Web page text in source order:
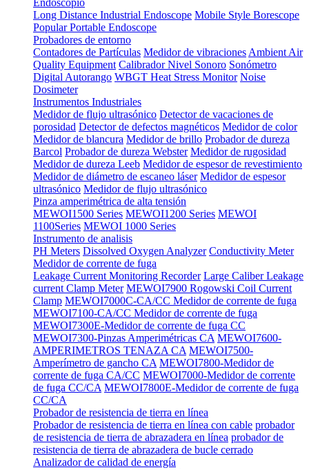
Endoscopio
Long Distance Industrial Endoscope Mobile Style Borescope
Popular Portable Endoscope
Probadores de entorno
Contadores de Partículas Medidor de vibraciones Ambient Air
Quality Equipment Calibrador Nivel Sonoro Sonómetro
Digital Autorango WBGT Heat Stress Monitor Noise
Dosimeter
Instrumentos Industriales
Medidor de flujo ultrasónico Detector de vacaciones de
porosidad Detector de defectos magnéticos Medidor de color
Medidor de blancura Medidor de brillo Probador de dureza
Barcol Probador de dureza Webster Medidor de rugosidad
Medidor de dureza Leeb Medidor de espesor de revestimiento
Medidor de diámetro de escaneo láser Medidor de espesor
ultrasónico Medidor de flujo ultrasónico
Pinza amperimétrica de alta tensión
MEWOI1500 Series MEWOI1200 Series MEWOI
1100Series MEWOI 1000 Series
Instrumento de analisis
PH Meters Dissolved Oxygen Analyzer Conductivity Meter
Medidor de corrente de fuga
Leakage Current Monitoring Recorder Large Caliber Leakage
current Clamp Meter MEWOI7900 Rogowski Coil Current
Clamp MEWOI7000C-CA/CC Medidor de corrente de fuga
MEWOI7100-CA/CC Medidor de corrente de fuga
MEWOI7300E-Medidor de corrente de fuga CC
MEWOI7300-Pinzas Amperimétricas CA MEWOI7600-
AMPERIMETROS TENAZA CA MEWOI7500-
Amperímetro de gancho CA MEWOI7800-Medidor de
corrente de fuga CA/CC MEWOI7000-Medidor de corrente
de fuga CC/CA MEWOI7800E-Medidor de corrente de fuga
CC/CA
Probador de resistencia de tierra en línea
Probador de resistencia de tierra en línea con cable probador
de resistencia de tierra de abrazadera en línea probador de
resistencia de tierra de abrazadera de bucle cerrado
Analizador de calidad de energía